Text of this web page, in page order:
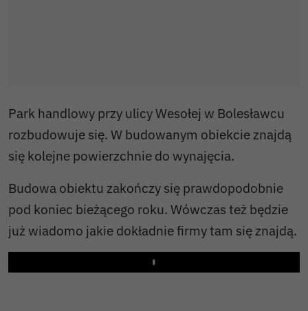
Park handlowy przy ulicy Wesołej w Bolesławcu
rozbudowuje się. W budowanym obiekcie znajdą
się kolejne powierzchnie do wynajęcia.
Budowa obiektu zakończy się prawdopodobnie
pod koniec bieżącego roku. Wówczas też będzie
już wiadomo jakie dokładnie firmy tam się znajdą.
Play